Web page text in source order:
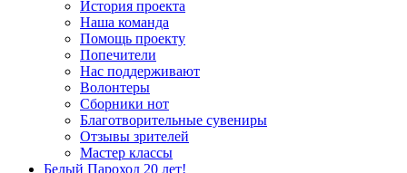
История проекта
Наша команда
Помощь проекту
Попечители
Нас поддерживают
Волонтеры
Сборники нот
Благотворительные сувениры
Отзывы зрителей
Мастер классы
Белый Пароход 20 лет!